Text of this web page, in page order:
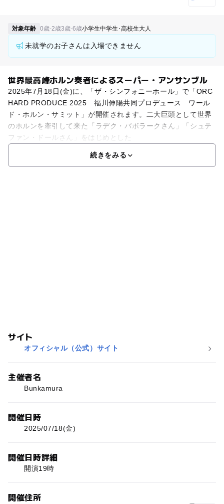
対象年齢 0歳-2歳3歳-6歳小学生中学生･高校生大人
未就学のお子さんは入場できません
世界最高峰ホルン奏者によるスーパー・アンサンブル
2025年7月18日(金)に、「ザ・シンフォニーホール」で「ORC
HARD PRODUCE 2025 福川伸陽共同プロデュース ワール
ド・ホルン・サミット」が開催されます。二大巨頭として世界
のホルンを牽引して来た「ラデク・バボラークさん」「シュテ
ファン・ドールさん」をはじめとした
続きをみる
サイト
オフィシャル（公式）サイト
主催者名
Bunkamura
開催日時
2025/07/18(金)
開催日時詳細
開演19時
開催住所